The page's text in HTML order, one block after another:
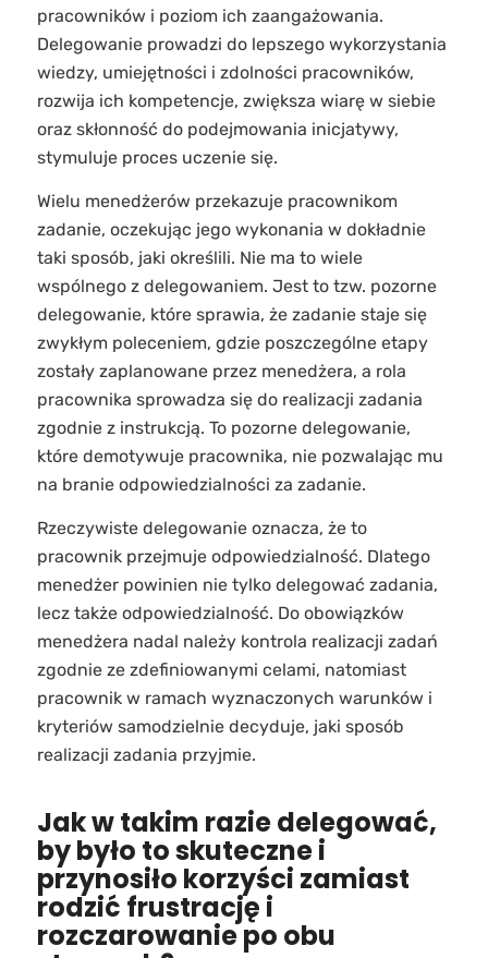
pracowników i poziom ich zaangażowania.
Delegowanie prowadzi do lepszego wykorzystania
wiedzy, umiejętności i zdolności pracowników,
rozwija ich kompetencje, zwiększa wiarę w siebie
oraz skłonność do podejmowania inicjatywy,
stymuluje proces uczenie się.
Wielu menedżerów przekazuje pracownikom
zadanie, oczekując jego wykonania w dokładnie
taki sposób, jaki określili. Nie ma to wiele
wspólnego z delegowaniem. Jest to tzw. pozorne
delegowanie, które sprawia, że zadanie staje się
zwykłym poleceniem, gdzie poszczególne etapy
zostały zaplanowane przez menedżera, a rola
pracownika sprowadza się do realizacji zadania
zgodnie z instrukcją. To pozorne delegowanie,
które demotywuje pracownika, nie pozwalając mu
na branie odpowiedzialności za zadanie.
Rzeczywiste delegowanie oznacza, że to
pracownik przejmuje odpowiedzialność. Dlatego
menedżer powinien nie tylko delegować zadania,
lecz także odpowiedzialność. Do obowiązków
menedżera nadal należy kontrola realizacji zadań
zgodnie ze zdefiniowanymi celami, natomiast
pracownik w ramach wyznaczonych warunków i
kryteriów samodzielnie decyduje, jaki sposób
realizacji zadania przyjmie.
Jak w takim razie delegować,
by było to skuteczne i
przynosiło korzyści zamiast
rodzić frustrację i
rozczarowanie po obu